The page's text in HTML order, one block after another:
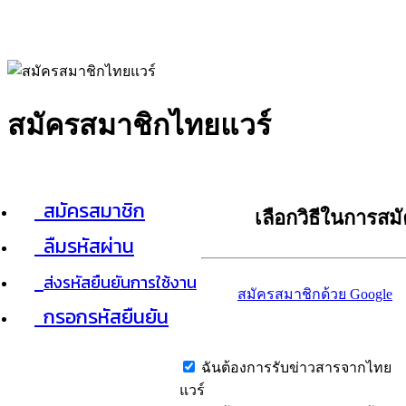
สมัครสมาชิกไทยแวร์
สมัครสมาชิก
ลืมรหัสผ่าน
ส่งรหัสยืนยันการใช้งาน
กรอกรหัสยืนยัน
เลือกวิธีในการส
สมัครสมาชิกด้วย Google
ฉันต้องการรับข่าวสารจากไทย
แวร์